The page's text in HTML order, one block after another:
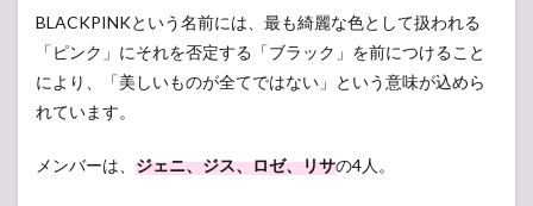
位.
「SOLO」
2.5
第6位.
DU
DDU-
BLACKPINKという名前には、最も綺麗な色として扱われる
「ピンク」にそれを否定する「ブラック」を前につけること
により、「美しいものが全てではない」という意味が込めら
れています。
メンバーは、 ジェニ、ジス、ロゼ、リサの4人。